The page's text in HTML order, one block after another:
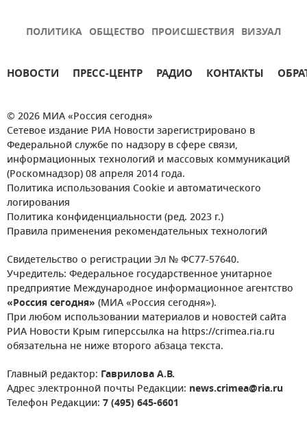
ПОЛИТИКА ОБЩЕСТВО ПРОИСШЕСТВИЯ ВИЗУАЛ
НОВОСТИ ПРЕСС-ЦЕНТР РАДИО КОНТАКТЫ
© 2026 МИА «Россия сегодня»
Сетевое издание РИА Новости зарегистрировано в
Федеральной службе по надзору в сфере связи,
информационных технологий и массовых коммуникаций
(Роскомнадзор) 08 апреля 2014 года.
Политика использования Cookie и автоматического
логирования
Политика конфиденциальности (ред. 2023 г.)
Правила применения рекомендательных технологий
Свидетельство о регистрации Эл № ФС77-57640.
Учредитель: Федеральное государственное унитарное
предприятие Международное информационное агентство
«Россия сегодня» (МИА «Россия сегодня»).
При любом использовании материалов и новостей сайта
РИА Новости Крым гиперссылка на https://crimea.ria.ru
обязательна не ниже второго абзаца текста.
Главный редактор: Гаврилова А.В.
Адрес электронной почты Редакции: news.crimea@ria.ru
Телефон Редакции: 7 (495) 645-6601